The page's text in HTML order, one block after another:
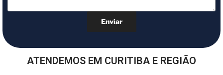
ATENDEMOS EM CURITIBA E REGIÃO